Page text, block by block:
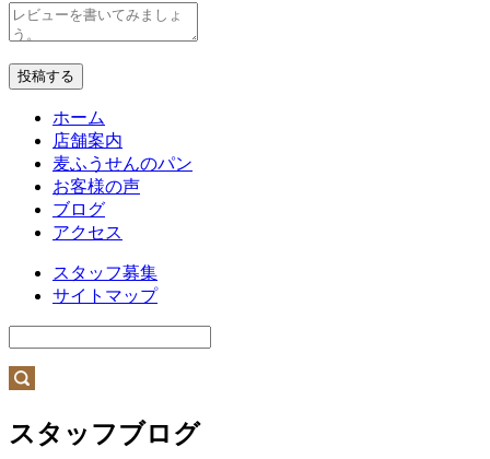
投稿する
ホーム
店舗案内
麦ふうせんのパン
お客様の声
ブログ
アクセス
スタッフ募集
サイトマップ
スタッフブログ